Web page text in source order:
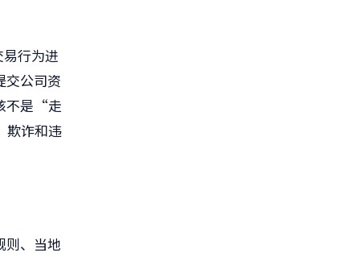
行为进
交公司资
不是“走
欺诈和违
则、当地